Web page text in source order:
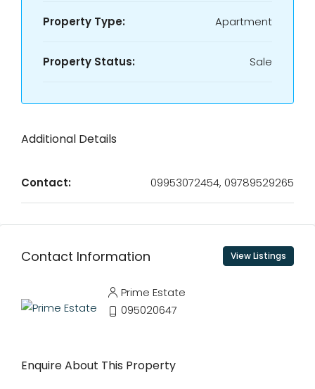
Property Type: Apartment
Property Status: Sale
Additional Details
Contact: 09953072454, 09789529265
Contact Information View Listings
Prime Estate
095020647
Enquire About This Property